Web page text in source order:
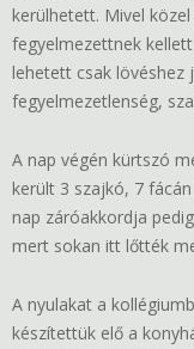
kerülhetett. Mivel
fegyelmezettnek
lehetett csak lövéshez
fegyelmezetlenség,
A nap végén kürtszó
került 3 szajkó, 7
nap záróakkordja
mert sokan itt lőtték
A nyulakat a
készítettük elő a